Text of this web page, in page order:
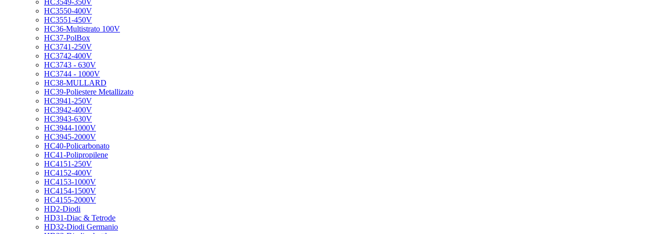
HC3549-350V
HC3550-400V
HC3551-450V
HC36-Multistrato 100V
HC37-PolBox
HC3741-250V
HC3742-400V
HC3743 - 630V
HC3744 - 1000V
HC38-MULLARD
HC39-Poliestere Metallizato
HC3941-250V
HC3942-400V
HC3943-630V
HC3944-1000V
HC3945-2000V
HC40-Policarbonato
HC41-Polipropilene
HC4151-250V
HC4152-400V
HC4153-1000V
HC4154-1500V
HC4155-2000V
HD2-Diodi
HD31-Diac & Tetrode
HD32-Diodi Germanio